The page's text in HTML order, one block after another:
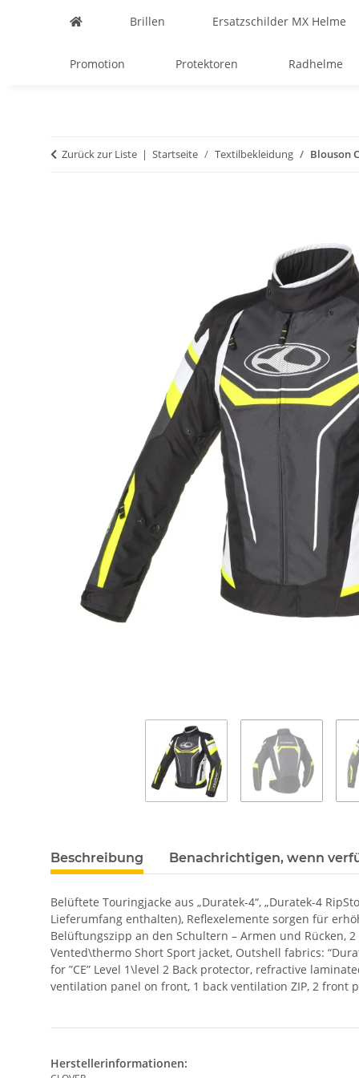
Brillen Ersatzschilder MX Helme
Promotion Protektoren Radhelme
Zurück zur Liste Startseite Textilbekleidung Blouson
Beschreibung Benachrichtigen, wenn
Belüftete Touringjacke aus „Duratek-4“, „Duratek-4
Lieferumfang enthalten), Reflexelemente sorgen für
Belüftungszipp an den Schultern – Armen und Rücken,
Vented\thermo Short Sport jacket, Outshell fabrics:
for ”CE” Level 1\level 2 Back protector, refractive
ventilation panel on front, 1 back ventilation ZIP, 2 front
Herstellerinformationen: